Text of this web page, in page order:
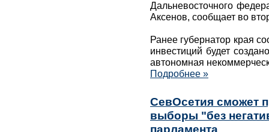
Дальневосточного
Аксенов, сообщает во
Ранее губернатор края
инвестиций будет
автономная
Подробнее »
СевОсетия сможет
выборы "без
парламента